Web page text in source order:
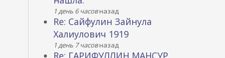
1 день 6 часовназад
Re: Сайфулин Зайнула
Халиулович 1919
1 день 7 часовназад
Re: ГАРИФУЛЛИН МАНСУР